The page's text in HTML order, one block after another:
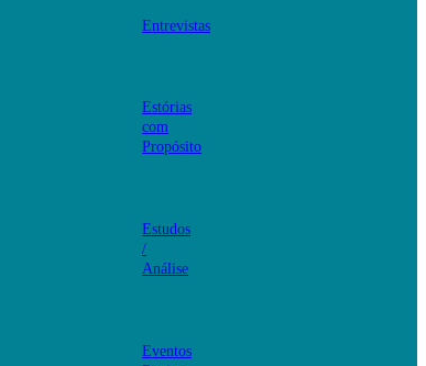
Entrevistas
Estórias
com
Propósito
Estudos
/
Análise
Eventos